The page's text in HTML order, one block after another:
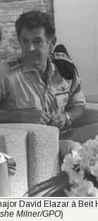
David Elazar à Beit
Milner/GPO)